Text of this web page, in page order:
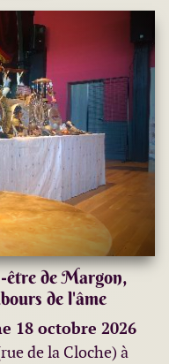
être de Margon,
de l'âme
18 octobre 2026
de la Cloche) à